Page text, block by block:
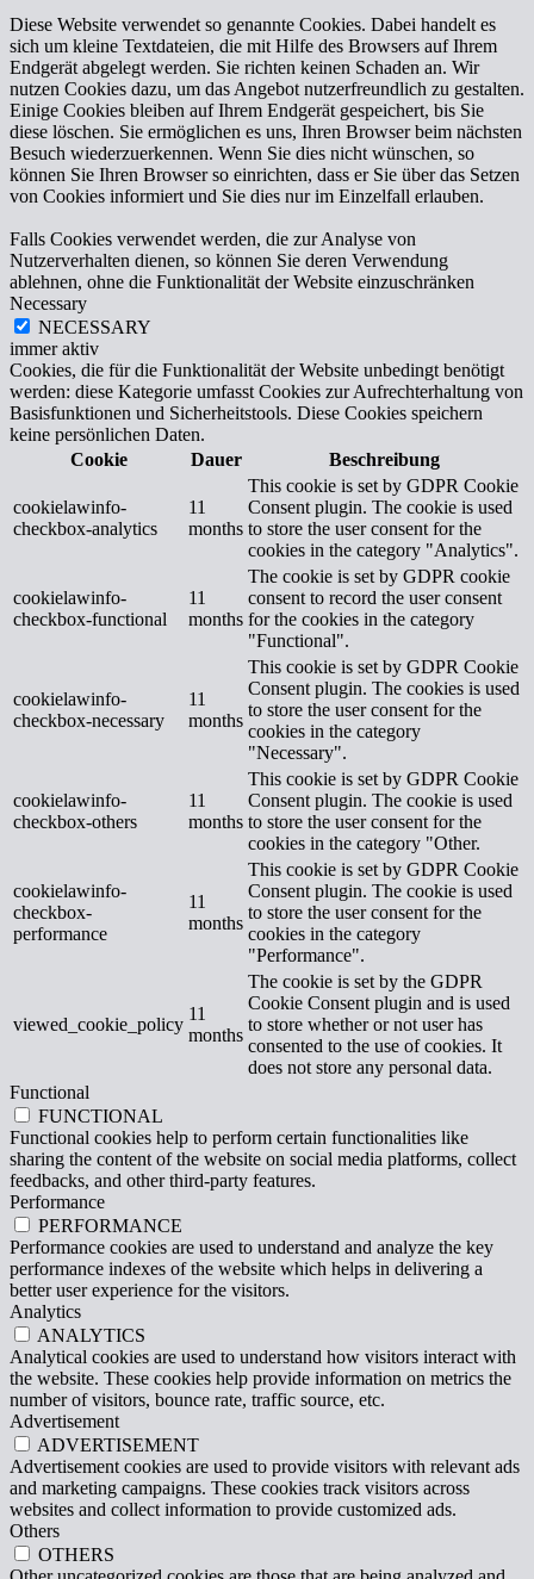
Diese Website verwendet so genannte Cookies. Dabei handelt es
sich um kleine Textdateien, die mit Hilfe des Browsers auf Ihrem
Endgerät abgelegt werden. Sie richten keinen Schaden an. Wir
nutzen Cookies dazu, um das Angebot nutzerfreundlich zu gestalten.
Einige Cookies bleiben auf Ihrem Endgerät gespeichert, bis Sie
diese löschen. Sie ermöglichen es uns, Ihren Browser beim nächsten
Besuch wiederzuerkennen. Wenn Sie dies nicht wünschen, so
können Sie Ihren Browser so einrichten, dass er Sie über das Setzen
von Cookies informiert und Sie dies nur im Einzelfall erlauben.
Falls Cookies verwendet werden, die zur Analyse von
Nutzerverhalten dienen, so können Sie deren Verwendung
ablehnen, ohne die Funktionalität der Website einzuschränken
Necessary
NECESSARY
immer aktiv
Cookies, die für die Funktionalität der Website unbedingt benötigt
werden: diese Kategorie umfasst Cookies zur Aufrechterhaltung von
Basisfunktionen und Sicherheitstools. Diese Cookies speichern
keine persönlichen Daten.
Cookie
Dauer Beschreibung
cookielawinfo-
checkbox-analytics
11
months
This cookie is set by GDPR Cookie
Consent plugin. The cookie is used
to store the user consent for the
cookies in the category "Analytics".
cookielawinfo-
checkbox-functional
11
months
The cookie is set by GDPR cookie
consent to record the user consent
for the cookies in the category
"Functional".
cookielawinfo-
checkbox-necessary
11
months
This cookie is set by GDPR Cookie
Consent plugin. The cookies is used
to store the user consent for the
cookies in the category
"Necessary".
cookielawinfo-
checkbox-others
11
months
This cookie is set by GDPR Cookie
Consent plugin. The cookie is used
to store the user consent for the
cookies in the category "Other.
cookielawinfo-
checkbox-
performance
11
months
This cookie is set by GDPR Cookie
Consent plugin. The cookie is used
to store the user consent for the
cookies in the category
"Performance".
viewed_cookie_policy
11
months
The cookie is set by the GDPR
Cookie Consent plugin and is used
to store whether or not user has
consented to the use of cookies. It
does not store any personal data.
Functional
FUNCTIONAL
Functional cookies help to perform certain functionalities like
sharing the content of the website on social media platforms, collect
feedbacks, and other third-party features.
Performance
PERFORMANCE
Performance cookies are used to understand and analyze the key
performance indexes of the website which helps in delivering a
better user experience for the visitors.
Analytics
ANALYTICS
Analytical cookies are used to understand how visitors interact with
the website. These cookies help provide information on metrics the
number of visitors, bounce rate, traffic source, etc.
Advertisement
ADVERTISEMENT
Advertisement cookies are used to provide visitors with relevant ads
and marketing campaigns. These cookies track visitors across
websites and collect information to provide customized ads.
Others
OTHERS